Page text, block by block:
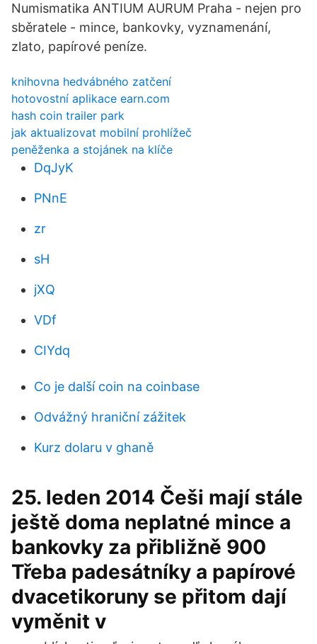
Numismatika ANTIUM AURUM Praha - nejen pro
sběratele - mince, bankovky, vyznamenání,
zlato, papírové peníze.
knihovna hedvábného zatčení
hotovostní aplikace earn.com
hash coin trailer park
jak aktualizovat mobilní prohlížeč
peněženka a stojánek na klíče
DqJyK
PNnE
zr
sH
jXQ
VDf
CIYdq
Co je další coin na coinbase
Odvážný hraniční zážitek
Kurz dolaru v ghaně
25. leden 2014 Češi mají stále
ještě doma neplatné mince a
bankovky za přibližně 900
Třeba padesátníky a papírové
dvacetikoruny se přitom dají
vyměnit v